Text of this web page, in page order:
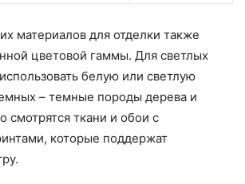
материалов для отделки также
цветовой гаммы. Для светлых
белую или светлую
– темные породы дерева и
смотрятся ткани и обои с
которые поддержат